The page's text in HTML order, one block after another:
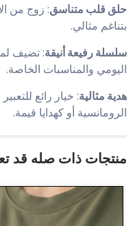
حلق قلب متناسق: زوج من
بتناغم مثالي.
سلسلة رفيعة أنيقة: تضيف
اليومي والمناسبات الخاصة.
هدية مثالية: خيار رائع
الرومانسية أو كهدايا قيمة.
منتجات ذات صله قد